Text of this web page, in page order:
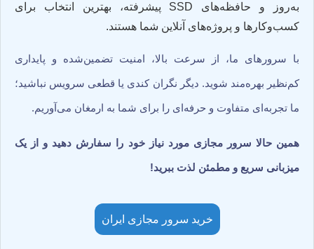
به‌روز و حافظه‌های SSD پیشرفته، بهترین انتخاب برای
کسب‌وکارها و پروژه‌های آنلاین شما هستند.
با سرورهای ما، از سرعت بالا، امنیت تضمین‌شده و پایداری
کم‌نظیر بهره‌مند شوید. دیگر نگران کندی یا قطعی سرویس نباشید؛
ما تجربه‌ای متفاوت و حرفه‌ای را برای شما به ارمغان می‌آوریم.
همین حالا سرور مجازی مورد نیاز خود را سفارش دهید و از یک
میزبانی سریع و مطمئن لذت ببرید!
خرید سرور مجازی ایران